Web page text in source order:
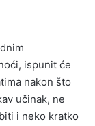
ispunit će
nakon što
učinak, ne
i neko kratko